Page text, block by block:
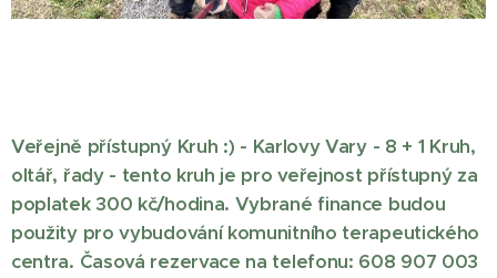
Veřejně přístupný Kruh :) - Karlovy Vary - 8 + 1 Kruh,
oltář, řady - tento kruh je pro veřejnost přístupný za
poplatek 300 kč/hodina. Vybrané finance budou
použity pro vybudování komunitního terapeutického
centra. Časová rezervace na telefonu: 608 907 003